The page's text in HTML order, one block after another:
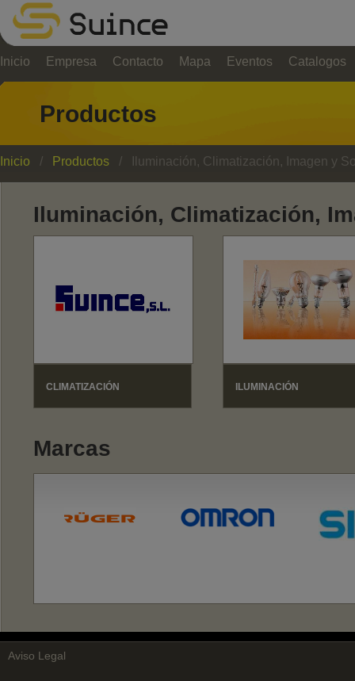
Inicio Empresa Contacto Mapa Eventos Catalogos
Productos
Inicio / Productos / Iluminación, Climatización, Imagen y
Iluminación, Climatización,
CLIMATIZACIÓN ILUMINACIÓN
Marcas
Aviso Legal